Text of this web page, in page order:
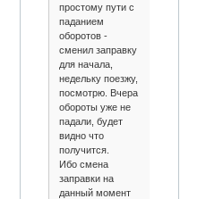
простому пути с
паданием
оборотов -
сменил заправку
для начала,
недельку поезжу,
посмотрю. Вчера
обороты уже не
падали, будет
видно что
получится.
Ибо смена
заправки на
данный момент